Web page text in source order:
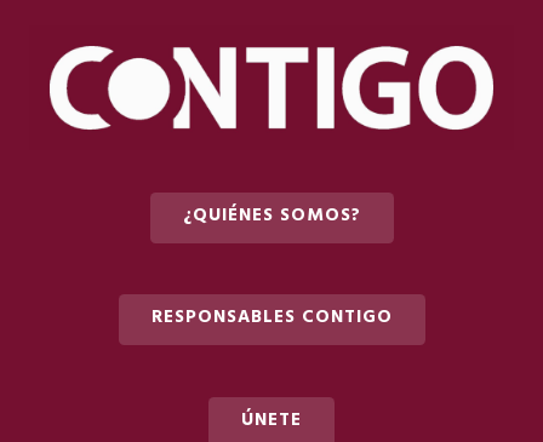
¿QUIÉNES SOMOS?
RESPONSABLES CONTIGO
ÚNETE